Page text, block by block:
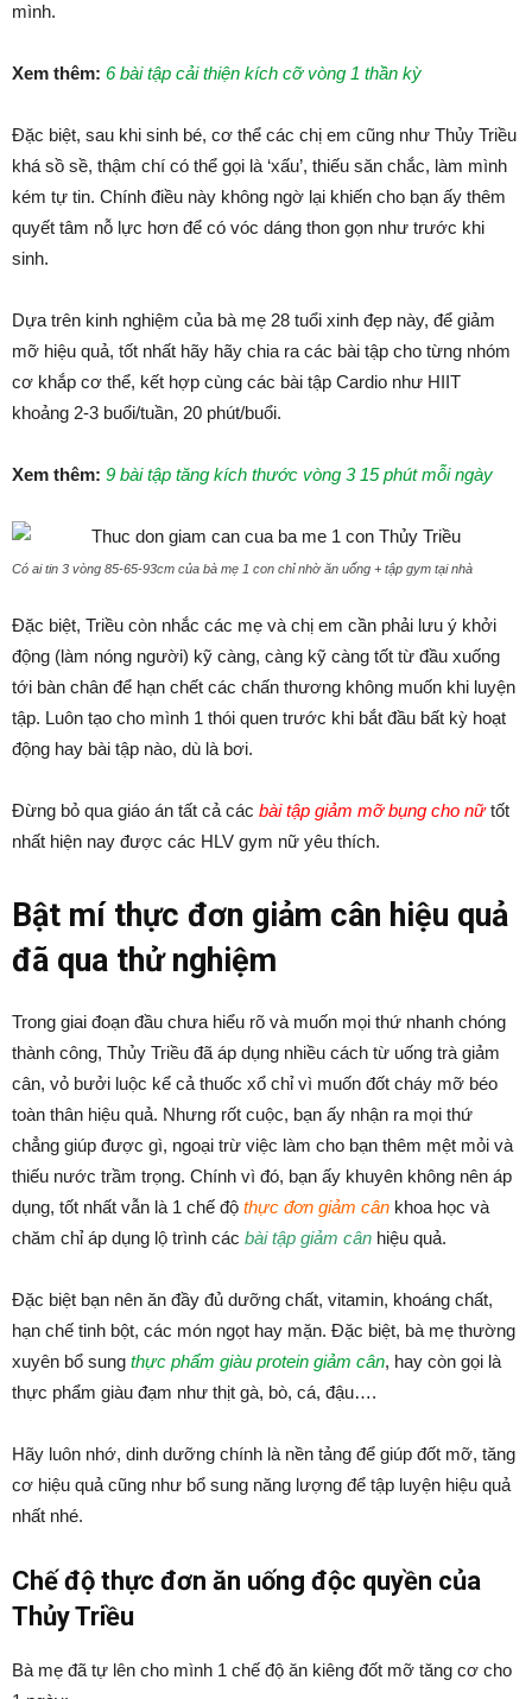
mình.
Xem thêm: 6 bài tập cải thiện kích cỡ vòng 1 thần kỳ
Đặc biệt, sau khi sinh bé, cơ thể các chị em cũng như Thủy Triều
khá sồ sề, thậm chí có thể gọi là ‘xấu’, thiếu săn chắc, làm mình
kém tự tin. Chính điều này không ngờ lại khiến cho bạn ấy thêm
quyết tâm nỗ lực hơn để có vóc dáng thon gọn như trước khi
sinh.
Dựa trên kinh nghiệm của bà mẹ 28 tuổi xinh đẹp này, để giảm
mỡ hiệu quả, tốt nhất hãy hãy chia ra các bài tập cho từng nhóm
cơ khắp cơ thể, kết hợp cùng các bài tập Cardio như HIIT
khoảng 2-3 buổi/tuần, 20 phút/buổi.
Xem thêm: 9 bài tập tăng kích thước vòng 3 15 phút mỗi ngày
Có ai tin 3 vòng 85-65-93cm của bà mẹ 1 con chỉ nhờ ăn uống + tập gym tại nhà
Đặc biệt, Triều còn nhắc các mẹ và chị em cần phải lưu ý khởi
động (làm nóng người) kỹ càng, càng kỹ càng tốt từ đầu xuống
tới bàn chân để hạn chết các chấn thương không muốn khi luyện
tập. Luôn tạo cho mình 1 thói quen trước khi bắt đầu bất kỳ hoạt
động hay bài tập nào, dù là bơi.
Đừng bỏ qua giáo án tất cả các bài tập giảm mỡ bụng cho nữtốt
nhất hiện nay được các HLV gym nữ yêu thích.
Bật mí thực đơn giảm cân hiệu quả
đã qua thử nghiệm
Trong giai đoạn đầu chưa hiểu rõ và muốn mọi thứ nhanh chóng
thành công, Thủy Triều đã áp dụng nhiều cách từ uống trà giảm
cân, vỏ bưởi luộc kể cả thuốc xổ chỉ vì muốn đốt cháy mỡ béo
toàn thân hiệu quả. Nhưng rốt cuộc, bạn ấy nhận ra mọi thứ
chẳng giúp được gì, ngoại trừ việc làm cho bạn thêm mệt mỏi và
thiếu nước trầm trọng. Chính vì đó, bạn ấy khuyên không nên áp
dụng, tốt nhất vẫn là 1 chế độ thực đơn giảm cân khoa học và
chăm chỉ áp dụng lộ trình các bài tập giảm cân hiệu quả.
Đặc biệt bạn nên ăn đầy đủ dưỡng chất, vitamin, khoáng chất,
hạn chế tinh bột, các món ngọt hay mặn. Đặc biệt, bà mẹ thường
xuyên bổ sung thực phẩm giàu protein giảm cân, hay còn gọi là
thực phẩm giàu đạm như thịt gà, bò, cá, đậu….
Hãy luôn nhớ, dinh dưỡng chính là nền tảng để giúp đốt mỡ, tăng
cơ hiệu quả cũng như bổ sung năng lượng để tập luyện hiệu quả
nhất nhé.
Chế độ thực đơn ăn uống độc quyền của
Thủy Triều
Bà mẹ đã tự lên cho mình 1 chế độ ăn kiêng đốt mỡ tăng cơ cho